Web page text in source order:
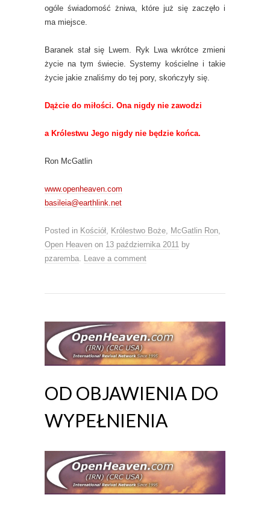
ogóle świadomość żniwa, które już się zaczęło i
ma miejsce.
Baranek stał się Lwem. Ryk Lwa wkrótce zmieni
życie na tym świecie. Systemy kościelne i takie
życie jakie znaliśmy do tej pory, skończyły się.
Dążcie do miłości. Ona nigdy nie zawodzi
a Królestwu Jego nigdy nie będzie końca.
Ron McGatlin
www.openheaven.com
basileia@earthlink.net
Posted in Kościół Królestwo Boże McGatlin Ron
Open Heaven on 13 października 2011 by
pzaremba Leave a comment
OD OBJAWIENIA DO
WYPEŁNIENIA